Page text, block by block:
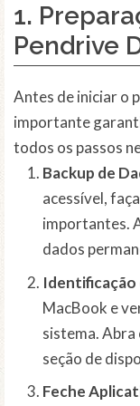
1.
Pendrive
Antes de iniciar o
importante
todos os passos
Backup de
acessível,
importantes.
dados
Identificação
MacBook e
sistema. Abra
seção de
Feche